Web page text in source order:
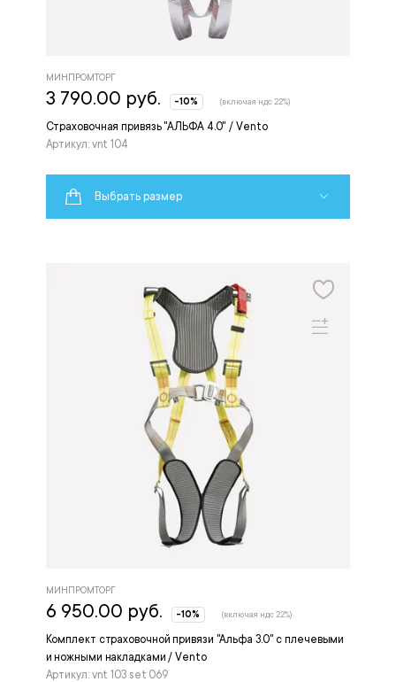
Страховочная привязь "АЛЬФА 4.0" / Vento
Артикул: vnt 104
МИНПРОМТОРГ
3 790.00 руб. -10% (включая ндс 22%)
Выбрать размер
Комплект страховочной привязи "Альфа 3.0" с плечевыми
и ножными накладками / Vento
Артикул: vnt 103 set 069
МИНПРОМТОРГ
6 950.00 руб. -10% (включая ндс 22%)